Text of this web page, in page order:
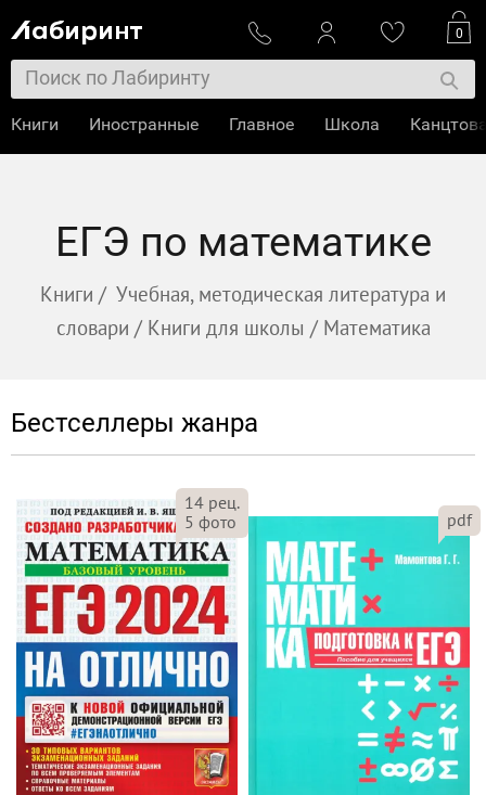
ЕГЭ по математике
Книги / Учебная, методическая литература и
словари / Книги для школы / Математика
Бестселлеры жанра
14 рец.
5 фото pdf
0
Книги Иностранные Главное Школа